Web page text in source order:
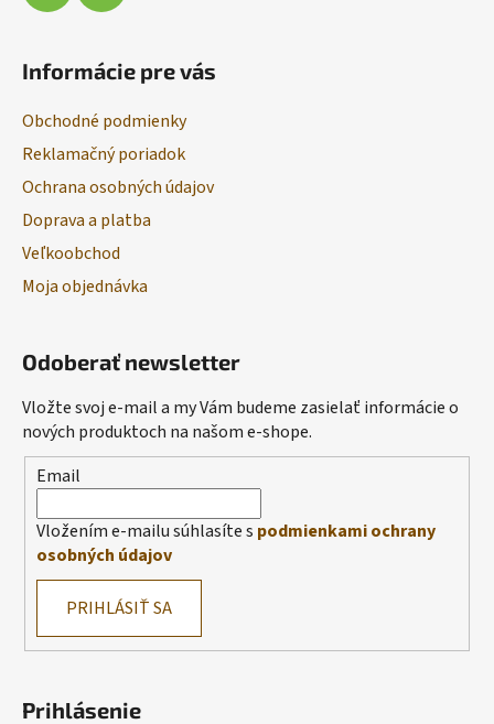
Informácie pre vás
Obchodné podmienky
Reklamačný poriadok
Ochrana osobných údajov
Doprava a platba
Veľkoobchod
Moja objednávka
Odoberať newsletter
Vložte svoj e-mail a my Vám budeme zasielať informácie o
nových produktoch na našom e-shope.
Email
Vložením e-mailu súhlasíte s podmienkami ochrany
osobných údajov
PRIHLÁSIŤ SA
Prihlásenie